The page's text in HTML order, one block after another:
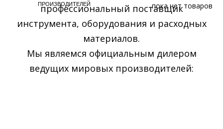
ПРОИЗВОДИТЕЛЕЙ
пока нет товаров
профессиональный поставщик
инструмента, оборудования и расходных
материалов.
Мы являемся официальным дилером
ведущих мировых производителей: